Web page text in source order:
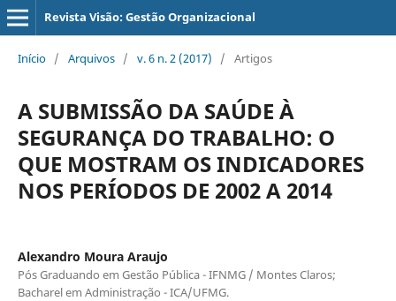
Revista Visão: Gestão Organizacional
Início / Arquivos / v. 6 n. 2 (2017) / Artigos
A SUBMISSÃO DA SAÚDE À
SEGURANÇA DO TRABALHO: O
QUE MOSTRAM OS INDICADORES
NOS PERÍODOS DE 2002 A 2014
Alexandro Moura Araujo
Pós Graduando em Gestão Pública - IFNMG / Montes Claros;
Bacharel em Administração - ICA/UFMG.